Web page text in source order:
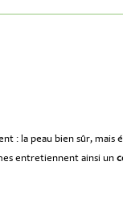
: la peau bien sûr, mais
entretiennent ainsi un